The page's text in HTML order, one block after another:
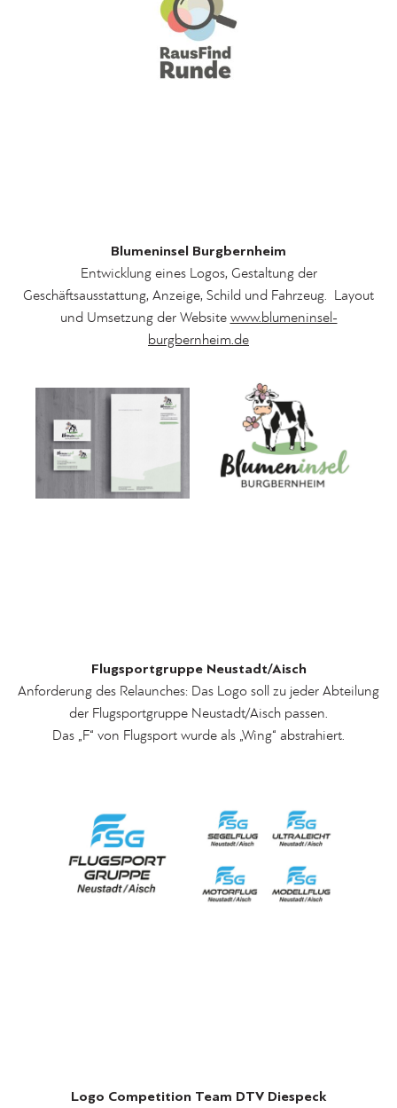
Blumeninsel Burgbernheim
Entwicklung eines Logos, Gestaltung der
Geschäftsausstattung, Anzeige, Schild und Fahrzeug. Layout
und Umsetzung der Website www.blumeninsel-
burgbernheim.de
Flugsportgruppe Neustadt/Aisch
Anforderung des Relaunches: Das Logo soll zu jeder Abteilung
der Flugsportgruppe Neustadt/Aisch passen.
Das „F“ von Flugsport wurde als „Wing“ abstrahiert.
Logo Competition Team DTV Diespeck